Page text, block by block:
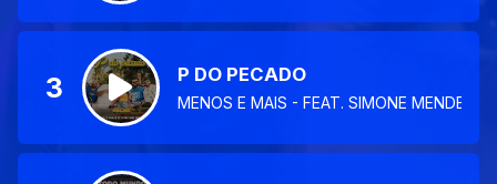
3 P DO PECADO
MENOS E MAIS - FEAT. SIMONE MENDES